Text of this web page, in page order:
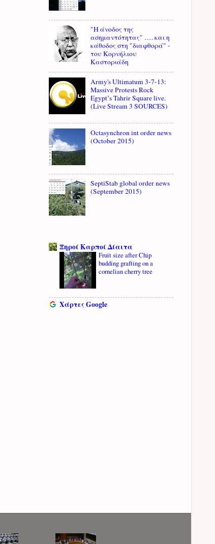
"Η άνοδος της
ασημαντότητας" …. και η
κάθοδος στη "διαφθορά" -
του Κορνήλιου
Καστοριάδη
Army's Ultimatum 3-7-13:
Massive Protests Rock
Egypt’s Tahrir Square live.
(Live Stream 3 SOURCES)
Octasynchron int order news
(October 2015)
SeptiStab global order news
(September 2015)
Ξηροί Καρποί Δίαιτα
Fruit size after Chip
budding grafting on a
cornelian cherry tree
Χάρτες Google